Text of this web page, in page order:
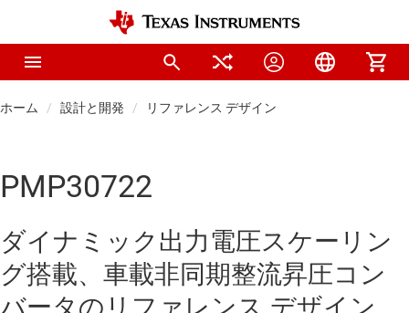
ホーム 設計と開発 リファレンス デザイン
PMP30722
ダイナミック出力電圧スケーリン
グ搭載、車載非同期整流昇圧コン